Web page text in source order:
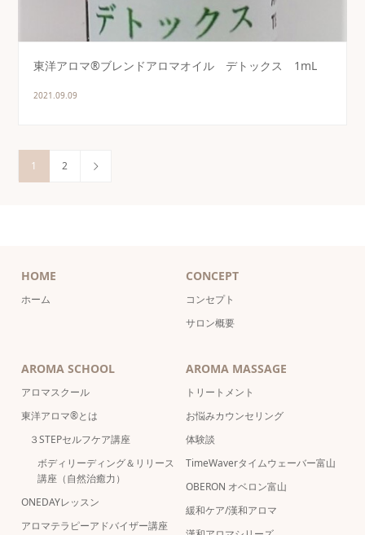
東洋アロマ®ブレンドアロマオイル デトックス 1mL
2021.09.09
1 2
HOME
ホーム
CONCEPT
コンセプト
サロン概要
AROMA SCHOOL
アロマスクール
東洋アロマ®とは
３STEPセルフケア講座
ボディリーディング＆リリース
講座（自然治癒力）
ONEDAYレッスン
アロマテラピーアドバイザー講座
AROMA MASSAGE
トリートメント
お悩みカウンセリング
体験談
TimeWaverタイムウェーバー富山
OBERON オベロン富山
緩和ケア/漢和アロマ